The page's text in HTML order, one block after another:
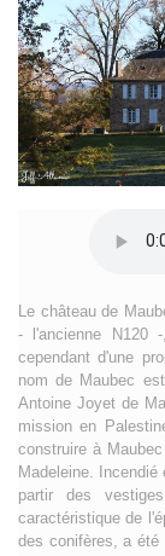
Le château de
- l'ancienne N120
cependant d'une
nom de Maubec
Antoine Joyet de
mission en
construire à
Madeleine.
partir des
caractéristique de
des conifères, a été